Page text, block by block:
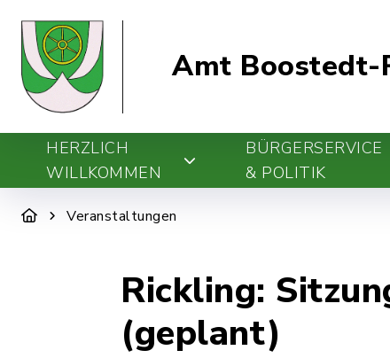
Amt Boostedt-
HERZLICH
WILLKOMMEN
BÜRGERSERVICE
& POLITIK
Veranstaltungen
Rickling:
(geplant)